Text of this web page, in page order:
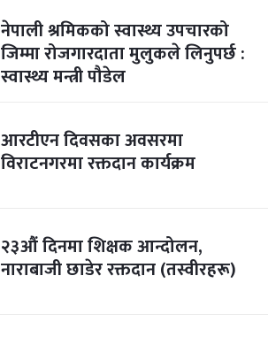
नेपाली श्रमिकको स्वास्थ्य उपचारको
जिम्मा रोजगारदाता मुलुकले लिनुपर्छ :
स्वास्थ्य मन्त्री पौडेल
आरटीएन दिवसका अवसरमा
विराटनगरमा रक्तदान कार्यक्रम
२३औं दिनमा शिक्षक आन्दोलन,
नाराबाजी छाडेर रक्तदान (तस्वीरहरू)